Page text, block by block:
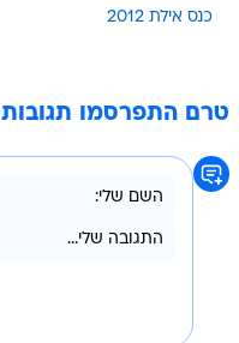
כנס אילת 2012
טרם התפרסמו תגובות